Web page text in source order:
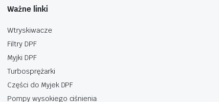
Ważne linki
Wtryskiwacze
Filtry DPF
Myjki DPF
Turbosprężarki
Części do Myjek DPF
Pompy wysokiego ciśnienia